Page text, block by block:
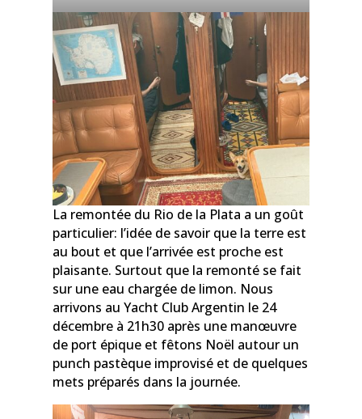
La remontée du Rio de la Plata a un goût
particulier: l’idée de savoir que la terre est
au bout et que l’arrivée est proche est
plaisante. Surtout que la remonté se fait
sur une eau chargée de limon. Nous
arrivons au Yacht Club Argentin le 24
décembre à 21h30 après une manœuvre
de port épique et fêtons Noël autour un
punch pastèque improvisé et de quelques
mets préparés dans la journée.